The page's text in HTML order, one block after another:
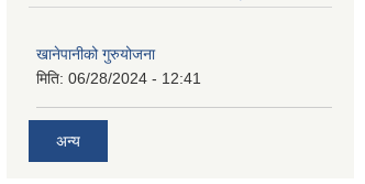
खानेपानीको गुरुयोजना
मिति: 06/28/2024 - 12:41
अन्य